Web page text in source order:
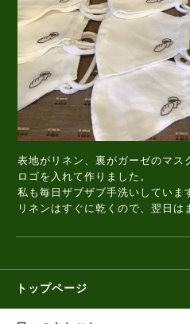
表地がリネン、裏がガーゼのマス
ロゴを入れて作りました。
私も毎日ザブザブ手洗いしていま
リネンはすぐに乾くので、翌日は
トップページ